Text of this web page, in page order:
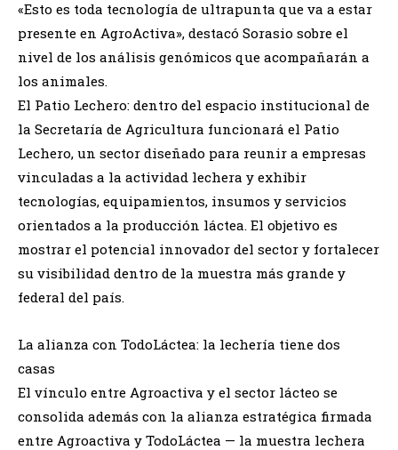
«Esto es toda tecnología de ultrapunta que va a estar
presente en AgroActiva», destacó Sorasio sobre el
nivel de los análisis genómicos que acompañarán a
los animales.
El Patio Lechero: dentro del espacio institucional de
la Secretaría de Agricultura funcionará el Patio
Lechero, un sector diseñado para reunir a empresas
vinculadas a la actividad lechera y exhibir
tecnologías, equipamientos, insumos y servicios
orientados a la producción láctea. El objetivo es
mostrar el potencial innovador del sector y fortalecer
su visibilidad dentro de la muestra más grande y
federal del país.
La alianza con TodoLáctea: la lechería tiene dos
casas
El vínculo entre Agroactiva y el sector lácteo se
consolida además con la alianza estratégica firmada
entre Agroactiva y TodoLáctea — la muestra lechera